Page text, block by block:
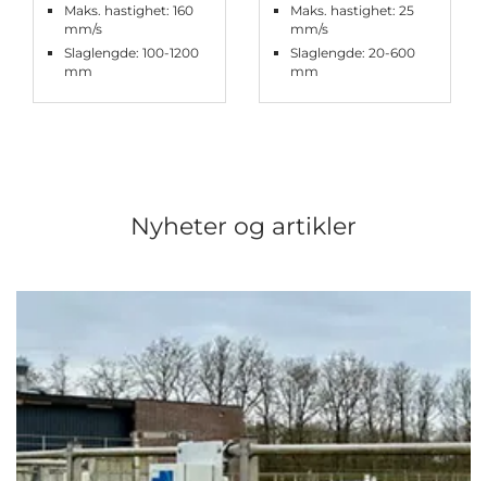
Maks. hastighet: 160
mm/s
Slaglengde: 100-1200
mm
Maks. hastighet: 25
mm/s
Slaglengde: 20-600
mm
Nyheter og artikler